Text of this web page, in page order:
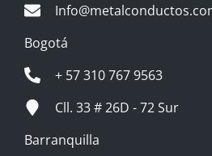
Bogotá
+ 57 310 767 9563
Cll. 33 # 26D - 72 Sur
Barranquilla